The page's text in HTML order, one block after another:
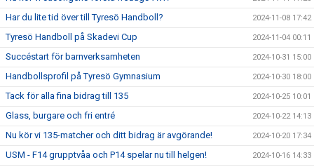
Har du lite tid över till Tyresö Handboll? 2024-11-08 17:42
Tyresö Handboll på Skadevi Cup 2024-11-04 00:11
Succéstart för barnverksamheten 2024-10-31 15:00
Handbollsprofil på Tyresö Gymnasium 2024-10-30 18:00
Tack för alla fina bidrag till 135 2024-10-25 10:01
Glass, burgare och fri entré 2024-10-22 14:13
Nu kör vi 135-matcher och ditt bidrag är avgörande! 2024-10-20 17:34
USM - F14 grupptvåa och P14 spelar nu till helgen! 2024-10-16 14:33